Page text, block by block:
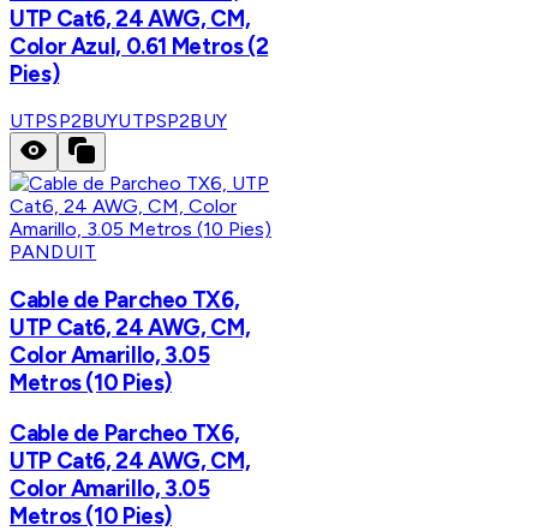
UTP Cat6, 24 AWG, CM,
Color Azul, 0.61 Metros (2
Pies)
UTPSP2BUYUTPSP2BUY
PANDUIT
Cable de Parcheo TX6,
UTP Cat6, 24 AWG, CM,
Color Amarillo, 3.05
Metros (10 Pies)
Cable de Parcheo TX6,
UTP Cat6, 24 AWG, CM,
Color Amarillo, 3.05
Metros (10 Pies)